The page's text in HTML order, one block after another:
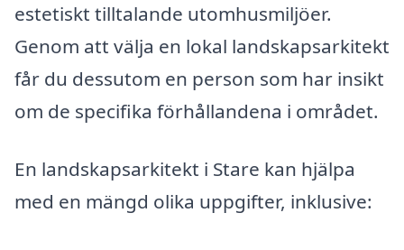
estetiskt tilltalande utomhusmiljöer.
Genom att välja en lokal landskapsarkitekt
får du dessutom en person som har insikt
om de specifika förhållandena i området.
En landskapsarkitekt i Stare kan hjälpa
med en mängd olika uppgifter, inklusive: